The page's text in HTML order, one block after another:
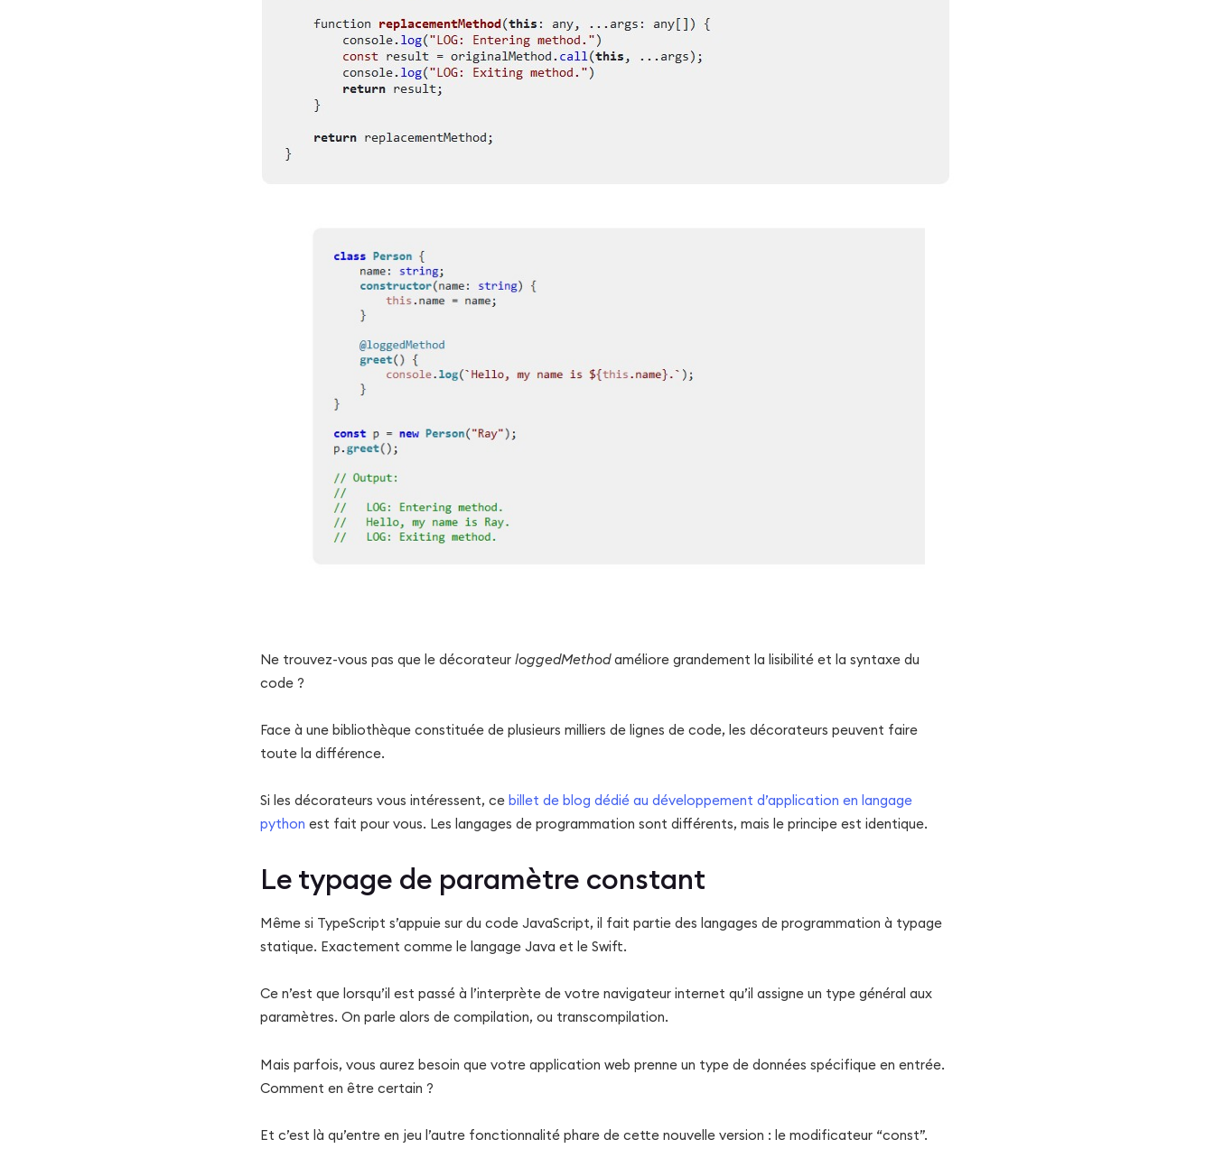
Ne trouvez-vous pas que le décorateur loggedMethodaméliore grandement la lisibilité et la syntaxe du
code ?
Face à une bibliothèque constituée de plusieurs milliers de lignes de code, les décorateurs peuvent faire
toute la différence.
Si les décorateurs vous intéressent, ce billet de blog dédié au développement d’application en langage
python est fait pour vous. Les langages de programmation sont différents, mais le principe est identique.
Le typage de paramètre constant
Même si TypeScript s’appuie sur du code JavaScript, il fait partie des langages de programmation à typage
statique. Exactement comme le langage Java et le Swift.
Ce n’est que lorsqu’il est passé à l’interprète de votre navigateur internet qu’il assigne un type général aux
paramètres. On parle alors de compilation, ou transcompilation.
Mais parfois, vous aurez besoin que votre application web prenne un type de données spécifique en entrée.
Comment en être certain ?
Et c’est là qu’entre en jeu l’autre fonctionnalité phare de cette nouvelle version : le modificateur “const”.